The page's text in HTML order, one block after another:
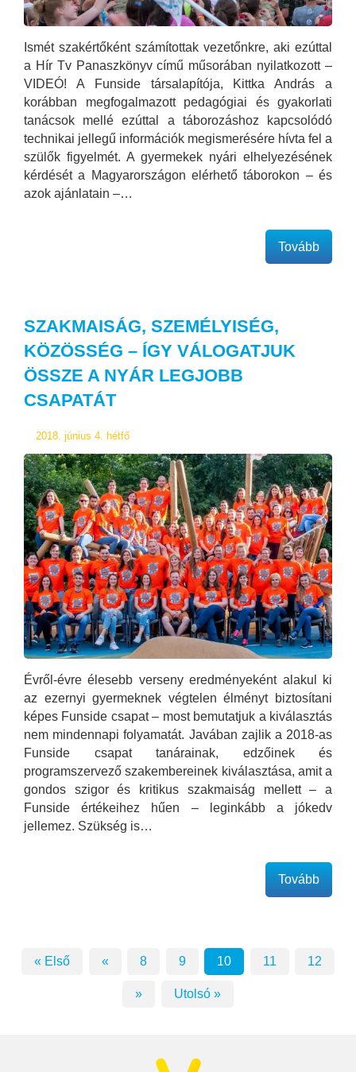
Ismét szakértőként számítottak vezetőnkre, aki ezúttal
a Hír Tv Panaszkönyv című műsorában nyilatkozott –
VIDEÓ! A Funside társalapítója, Kittka András a
korábban megfogalmazott pedagógiai és gyakorlati
tanácsok mellé ezúttal a táborozáshoz kapcsolódó
technikai jellegű információk megismerésére hívta fel a
szülők figyelmét. A gyermekek nyári elhelyezésének
kérdését a Magyarországon elérhető táborokon – és
azok ajánlatain –…
Tovább
SZAKMAISÁG, SZEMÉLYISÉG,
KÖZÖSSÉG – ÍGY VÁLOGATJUK
ÖSSZE A NYÁR LEGJOBB
CSAPATÁT
2018. június 4. hétfő
Évről-évre élesebb verseny eredményeként alakul ki
az ezernyi gyermeknek végtelen élményt biztosítani
képes Funside csapat – most bemutatjuk a kiválasztás
nem mindennapi folyamatát. Javában zajlik a 2018-as
Funside csapat tanárainak, edzőinek és
programszervező szakembereinek kiválasztása, amit a
gondos szigor és kritikus szakmaiság mellett – a
Funside értékeihez hűen – leginkább a jókedv
jellemez. Szükség is…
Tovább
« Első « 8 9 10 11 12
» Utolsó »